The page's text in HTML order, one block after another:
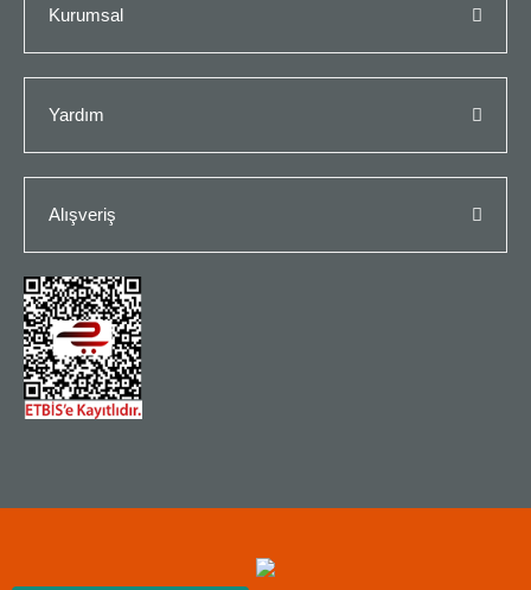
Kurumsal
Yardım
Alışveriş